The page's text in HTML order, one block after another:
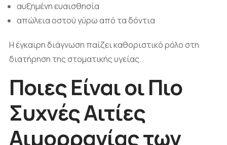
αυξημένη ευαισθησία
απώλεια οστού γύρω από τα δόντια
Η έγκαιρη διάγνωση παίζει καθοριστικό ρόλο στη
διατήρηση της στοματικής υγείας.
Ποιες Είναι οι Πιο
Συχνές Αιτίες
Αιμορραγίας των